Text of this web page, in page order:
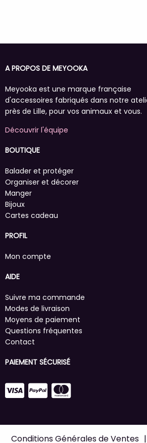
A PROPOS DE MEYOOKA
Meyooka est une marque française
d'accessoires fabriqués dans notre
près de Lille, pour vos animaux et vous.
Découvrir l'équipe
BOUTIQUE
Balader et protéger
Organiser et décorer
Manger
Bijoux
Cartes cadeau
PROFIL
Mon compte
AIDE
Suivre ma commande
Modes de livraison
Moyens de paiement
Questions fréquentes
Contact
PAIEMENT SÉCURISÉ
Conditions Générales de Ventes